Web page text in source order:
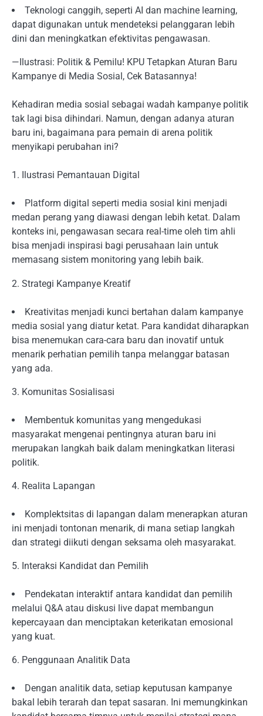
Teknologi canggih, seperti AI dan machine learning,
dapat digunakan untuk mendeteksi pelanggaran lebih
dini dan meningkatkan efektivitas pengawasan.
—Ilustrasi: Politik & Pemilu! KPU Tetapkan Aturan Baru
Kampanye di Media Sosial, Cek Batasannya!
Kehadiran media sosial sebagai wadah kampanye politik
tak lagi bisa dihindari. Namun, dengan adanya aturan
baru ini, bagaimana para pemain di arena politik
menyikapi perubahan ini?
1. Ilustrasi Pemantauan Digital
Platform digital seperti media sosial kini menjadi
medan perang yang diawasi dengan lebih ketat. Dalam
konteks ini, pengawasan secara real-time oleh tim ahli
bisa menjadi inspirasi bagi perusahaan lain untuk
memasang sistem monitoring yang lebih baik.
2. Strategi Kampanye Kreatif
Kreativitas menjadi kunci bertahan dalam kampanye
media sosial yang diatur ketat. Para kandidat diharapkan
bisa menemukan cara-cara baru dan inovatif untuk
menarik perhatian pemilih tanpa melanggar batasan
yang ada.
3. Komunitas Sosialisasi
Membentuk komunitas yang mengedukasi
masyarakat mengenai pentingnya aturan baru ini
merupakan langkah baik dalam meningkatkan literasi
politik.
4. Realita Lapangan
Komplektsitas di lapangan dalam menerapkan aturan
ini menjadi tontonan menarik, di mana setiap langkah
dan strategi diikuti dengan seksama oleh masyarakat.
5. Interaksi Kandidat dan Pemilih
Pendekatan interaktif antara kandidat dan pemilih
melalui Q&A atau diskusi live dapat membangun
kepercayaan dan menciptakan keterikatan emosional
yang kuat.
6. Penggunaan Analitik Data
Dengan analitik data, setiap keputusan kampanye
bakal lebih terarah dan tepat sasaran. Ini memungkinkan